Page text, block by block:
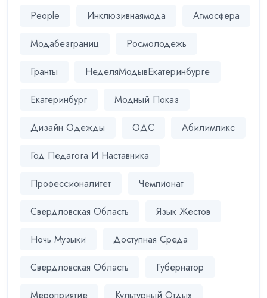
People Инклюзивнаямода Атмосфера
Модабезграниц Росмолодежь
Гранты НеделяМодывЕкатеринбурге
Екатеринбург Модный Показ
Дизайн Одежды ОДС Абилимпикс
Год Педагога И Наставника
Профессионалитет Чемпионат
Свердловская Область Язык Жестов
Ночь Музыки Доступная Среда
Свердловская Область Губернатор
Мероприятие Культурный Отдых